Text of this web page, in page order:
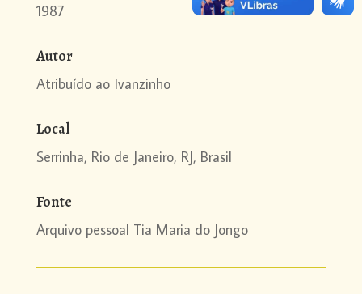
1987
Autor
Atribuído ao Ivanzinho
Local
Serrinha, Rio de Janeiro, RJ, Brasil
Fonte
Arquivo pessoal Tia Maria do Jongo